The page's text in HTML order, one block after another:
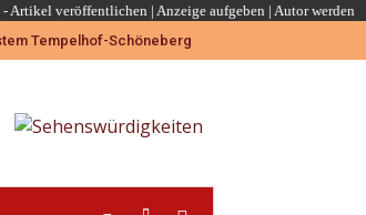
-Artikel veröffentlichen | Anzeige aufgeben | Autor werden